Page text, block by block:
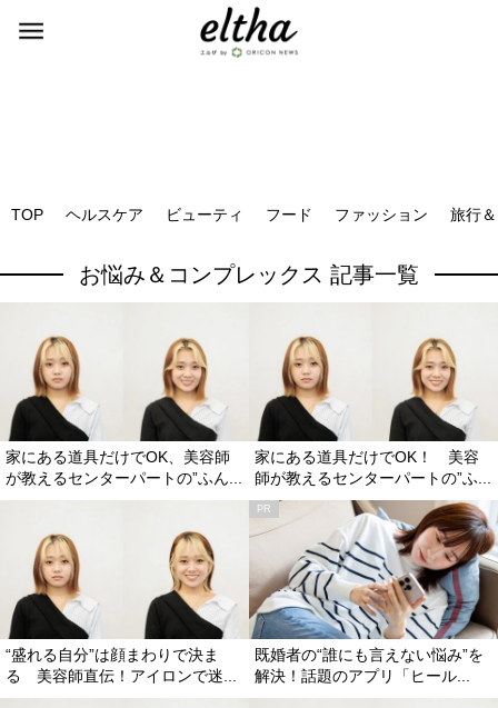
TOP ヘルスケア ビューティ フード ファッション 旅行
お悩み＆コンプレックス 記事一覧
家にある道具だけでOK、美容師
が教えるセンターパートの”ふん...
家にある道具だけでOK！ 美容
師が教えるセンターパートの”ふ...
“盛れる自分”は顔まわりで決ま
る 美容師直伝！アイロンで迷...
既婚者の“誰にも言えない悩み”を
解決！話題のアプリ「ヒール...